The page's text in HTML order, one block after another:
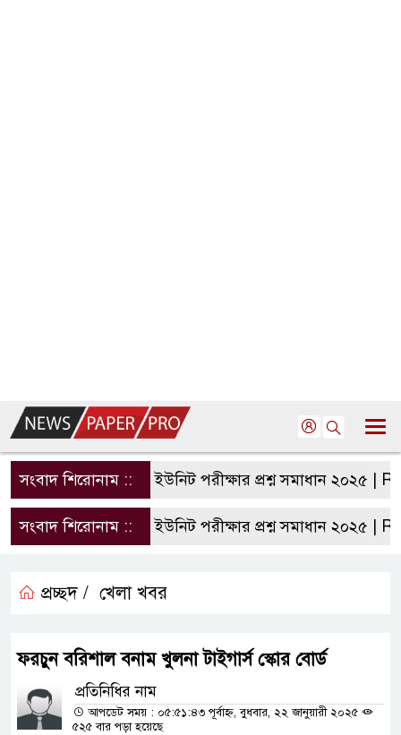
সংবাদ শিরোনাম ::
রাবি এ ইউনিট পরীক্ষার প্রশ্ন সমাধান ২০২৫ | RU
সংবাদ শিরোনাম ::
রাবি এ ইউনিট পরীক্ষার প্রশ্ন সমাধান ২০২৫ | RU
প্রচ্ছদ / খেলা খবর
ফরচুন বরিশাল বনাম খুলনা টাইগার্স স্কোর বোর্ড
প্রতিনিধির নাম
আপডেট সময় : ০৫:৫১:৪৩ পূর্বাহ্ন, বুধবার, ২২ জানুয়ারী ২০২৫
৫২৫ বার পড়া হয়েছে